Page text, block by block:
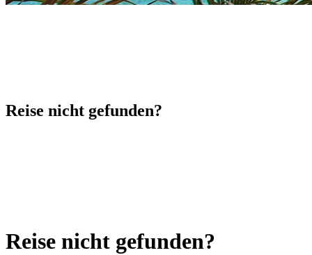
Reise nicht gefunden?
Reise nicht gefunden?